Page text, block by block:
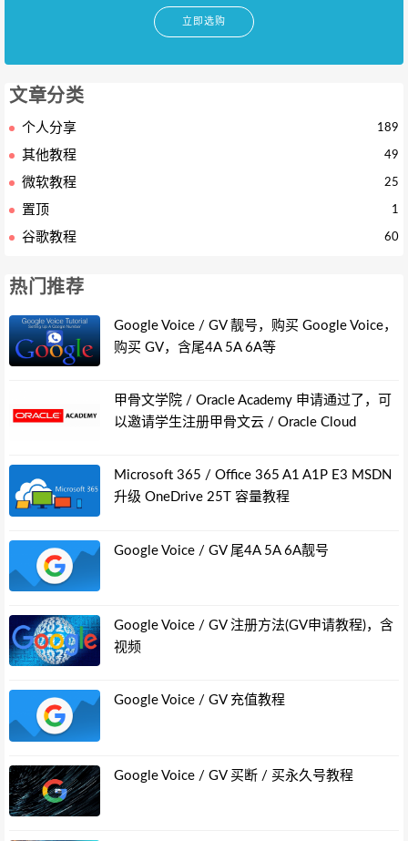
立即选购
文章分类
个人分享 189
其他教程 49
微软教程 25
置顶 1
谷歌教程 60
热门推荐
Google Voice / GV 靓号，购买 Google Voice，
购买 GV，含尾4A 5A 6A等
甲骨文学院 / Oracle Academy 申请通过了，可
以邀请学生注册甲骨文云 / Oracle Cloud
Microsoft 365 / Office 365 A1 A1P E3 MSDN
升级 OneDrive 25T 容量教程
Google Voice / GV 尾4A 5A 6A靓号
Google Voice / GV 注册方法(GV申请教程)，含
视频
Google Voice / GV 充值教程
Google Voice / GV 买断 / 买永久号教程